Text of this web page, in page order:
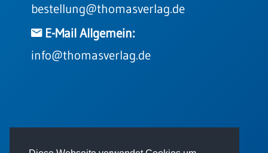
bestellung@thomasverlag.de
E-Mail Allgemein:
info@thomasverlag.de